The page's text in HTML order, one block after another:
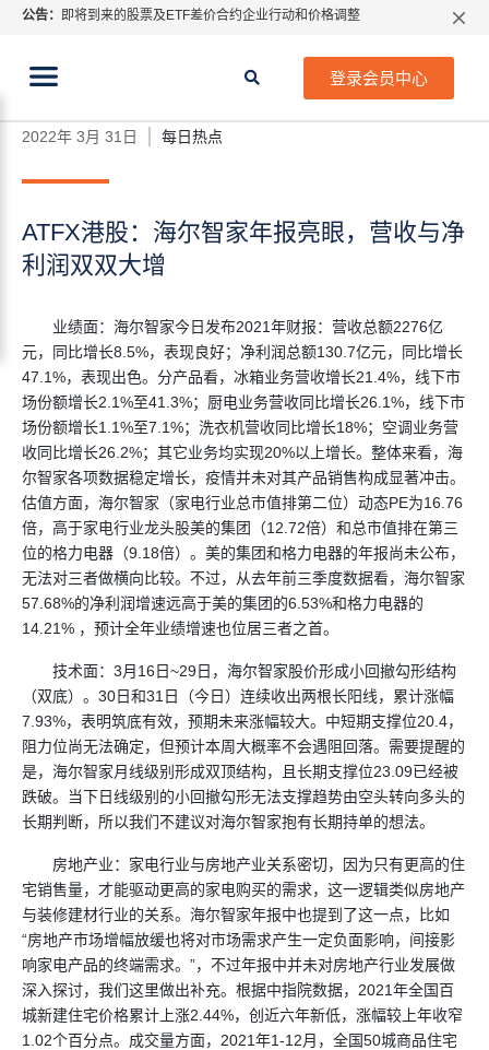
公告： 即将到来的股票及ETF差价合约企业行动和价格调整
ATFX呼吁推进金融市场合规、安全、有序、良性发展
登录会员中心
当前位置:
ATFX港股：海尔智家年报亮眼，营
收与净利润双双大增
2022年 3月 31日 每日热点
ATFX港股：海尔智家年报亮眼，营收与净
利润双双大增
业绩面：海尔智家今日发布2021年财报：营收总额2276亿
元，同比增长8.5%，表现良好；净利润总额130.7亿元，同比增长
47.1%，表现出色。分产品看，冰箱业务营收增长21.4%，线下市
场份额增长2.1%至41.3%；厨电业务营收同比增长26.1%，线下市
场份额增长1.1%至7.1%；洗衣机营收同比增长18%；空调业务营
收同比增长26.2%；其它业务均实现20%以上增长。整体来看，海
尔智家各项数据稳定增长，疫情并未对其产品销售构成显著冲击。
估值方面，海尔智家（家电行业总市值排第二位）动态PE为16.76
倍，高于家电行业龙头股美的集团（12.72倍）和总市值排在第三
位的格力电器（9.18倍）。美的集团和格力电器的年报尚未公布，
无法对三者做横向比较。不过，从去年前三季度数据看，海尔智家
57.68%的净利润增速远高于美的集团的6.53%和格力电器的
14.21% ，预计全年业绩增速也位居三者之首。
技术面：3月16日~29日，海尔智家股价形成小回撤勾形结构
（双底）。30日和31日（今日）连续收出两根长阳线，累计涨幅
7.93%，表明筑底有效，预期未来涨幅较大。中短期支撑位20.4，
阻力位尚无法确定，但预计本周大概率不会遇阻回落。需要提醒的
是，海尔智家月线级别形成双顶结构，且长期支撑位23.09已经被
跌破。当下日线级别的小回撤勾形无法支撑趋势由空头转向多头的
长期判断，所以我们不建议对海尔智家抱有长期持单的想法。
房地产业：家电行业与房地产业关系密切，因为只有更高的住
宅销售量，才能驱动更高的家电购买的需求，这一逻辑类似房地产
与装修建材行业的关系。海尔智家年报中也提到了这一点，比如
“房地产市场增幅放缓也将对市场需求产生一定负面影响，间接影
响家电产品的终端需求。”，不过年报中并未对房地产行业发展做
深入探讨，我们这里做出补充。根据中指院数据，2021年全国百
城新建住宅价格累计上涨2.44%，创近六年新低，涨幅较上年收窄
1.02个百分点。成交量方面，2021年1-12月，全国50城商品住宅